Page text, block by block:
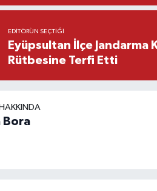
EDITÖRÜN SEÇTIĞI
Eyüpsultan İlçe Jandarma
Rütbesine Terfi Etti
Bora